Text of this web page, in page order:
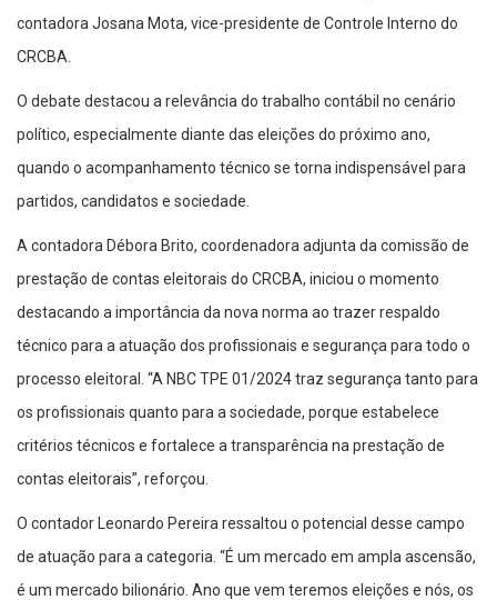
contadora Josana Mota, vice-presidente de Controle Interno do
CRCBA.
O debate destacou a relevância do trabalho contábil no cenário
político, especialmente diante das eleições do próximo ano,
quando o acompanhamento técnico se torna indispensável para
partidos, candidatos e sociedade.
A contadora Débora Brito, coordenadora adjunta da comissão de
prestação de contas eleitorais do CRCBA, iniciou o momento
destacando a importância da nova norma ao trazer respaldo
técnico para a atuação dos profissionais e segurança para todo o
processo eleitoral. “A NBC TPE 01/2024 traz segurança tanto para
os profissionais quanto para a sociedade, porque estabelece
critérios técnicos e fortalece a transparência na prestação de
contas eleitorais”, reforçou.
O contador Leonardo Pereira ressaltou o potencial desse campo
de atuação para a categoria. “É um mercado em ampla ascensão,
é um mercado bilionário. Ano que vem teremos eleições e nós, os